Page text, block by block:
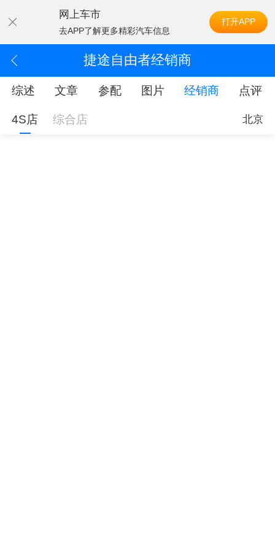
网上车市
去APP了解更多精彩汽车信息
打开APP
捷途自由者经销商
综述 文章 参配 图片 经销商 点评
4S店 综合店 北京